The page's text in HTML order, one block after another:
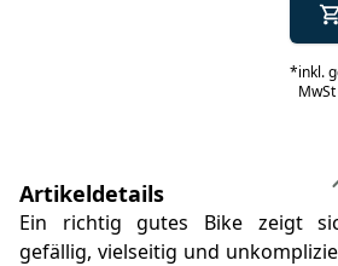
*inkl.
MwSt
Artikeldetails
Ein richtig gutes Bike zeigt
gefällig, vielseitig und